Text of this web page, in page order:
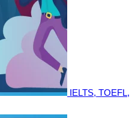
IELTS, TOEFL,